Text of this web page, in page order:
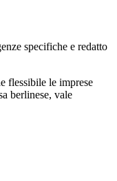
specifiche e redatto
flessibile le imprese
berlinese, vale